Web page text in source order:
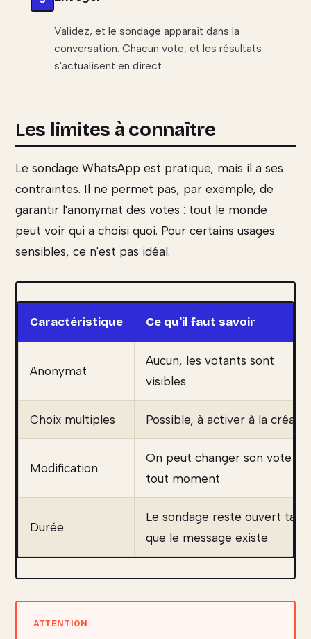
Validez, et le sondage apparaît dans la
conversation. Chacun vote, et les résultats
s'actualisent en direct.
Les limites à connaître
Le sondage WhatsApp est pratique, mais il a ses
contraintes. Il ne permet pas, par exemple, de
garantir l'anonymat des votes : tout le monde
peut voir qui a choisi quoi. Pour certains usages
sensibles, ce n'est pas idéal.
Caractéristique Ce qu'il faut savoir
Anonymat
Aucun, les votants sont
visibles
Choix multiples Possible, à activer à la
Modification
On peut changer son vote à
tout moment
Durée
Le sondage reste ouvert tant
que le message existe